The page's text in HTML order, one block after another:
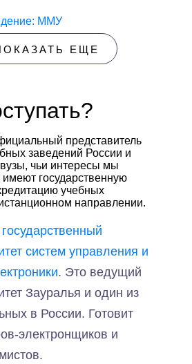
ММУ
ЕЩЕ
представитель
заведений России и
чьи интересы мы
государственную
учебных
направлении.
систем управления и
. Это ведущий
Зауралья и один из
в России. Готовит
электронщиков и